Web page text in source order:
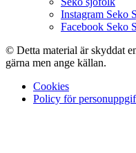
Instagram Seko
Facebook Seko
© Detta material är skyddat
gärna men ange källan.
Cookies
Policy för